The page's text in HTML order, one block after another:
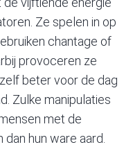
Ze spelen in op
chantage of
provoceren ze
beter voor de dag
Zulke manipulaties
met de
hun ware aard.